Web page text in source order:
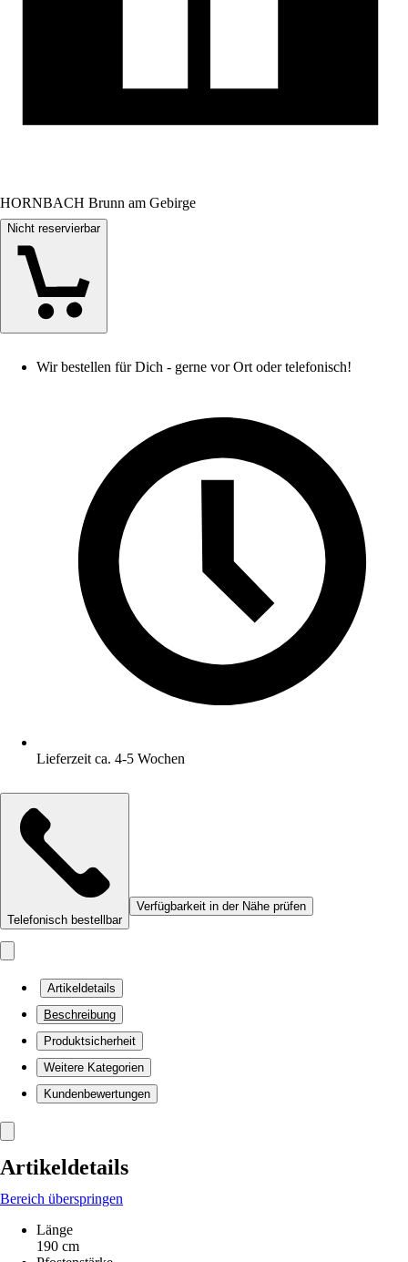
HORNBACH Brunn am Gebirge
Nicht reservierbar
Wir bestellen für Dich - gerne vor Ort oder telefonisch!
Lieferzeit ca. 4-5 Wochen
Telefonisch bestellbar
Verfügbarkeit in der Nähe prüfen
Artikeldetails
Beschreibung
Produktsicherheit
Weitere Kategorien
Kundenbewertungen
Artikeldetails
Bereich überspringen
Länge
190 cm